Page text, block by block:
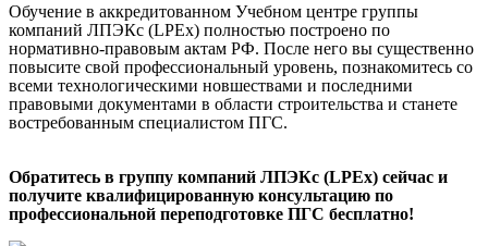
Обучение в аккредитованном Учебном центре группы
компаний ЛПЭКс (LPEx) полностью построено по
нормативно-правовым актам РФ. После него вы существенно
повысите свой профессиональный уровень, познакомитесь со
всеми технологическими новшествами и последними
правовыми документами в области строительства и станете
востребованным специалистом ПГС.
Обратитесь в группу компаний ЛПЭКс (LPEx) сейчас и
получите квалифицированную консультацию по
профессиональной переподготовке ПГС бесплатно!